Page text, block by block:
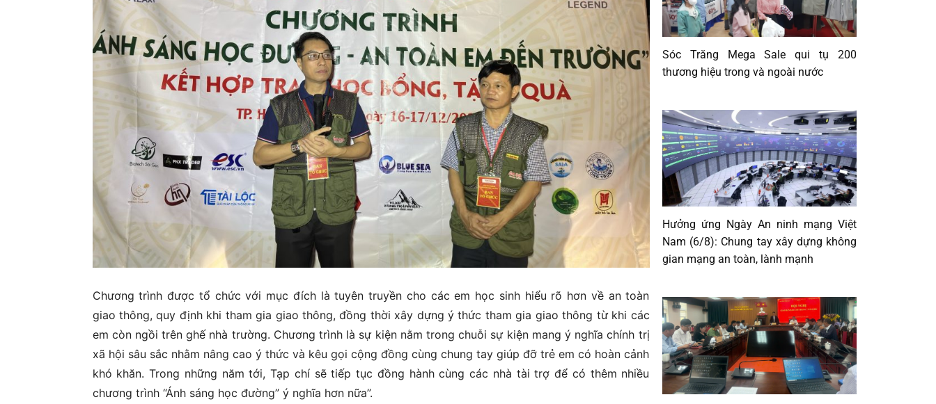
Chương trình được tổ chức với mục đích là tuyên truyền cho các em học sinh hiểu rõ hơn về an toàn
giao thông, quy định khi tham gia giao thông, đồng thời xây dựng ý thức tham gia giao thông từ khi các
em còn ngồi trên ghế nhà trường. Chương trình là sự kiện nằm trong chuỗi sự kiện mang ý nghĩa chính trị
xã hội sâu sắc nhằm nâng cao ý thức và kêu gọi cộng đồng cùng chung tay giúp đỡ trẻ em có hoàn cảnh
khó khăn. Trong những năm tới, Tạp chí sẽ tiếp tục đồng hành cùng các nhà tài trợ để có thêm nhiều
chương trình “Ánh sáng học đường” ý nghĩa hơn nữa”.
Sóc Trăng Mega Sale qui tụ 200
thương hiệu trong và ngoài nước
Hưởng ứng Ngày An ninh mạng Việt
Nam (6/8): Chung tay xây dựng không
gian mạng an toàn, lành mạnh